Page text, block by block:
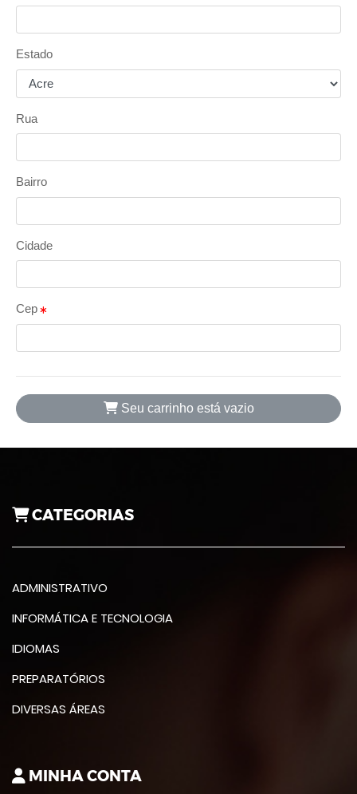
Estado
Rua
Bairro
Cidade
Cep
Seu carrinho está vazio
CATEGORIAS
ADMINISTRATIVO
INFORMÁTICA E TECNOLOGIA
IDIOMAS
PREPARATÓRIOS
DIVERSAS ÁREAS
MINHA CONTA